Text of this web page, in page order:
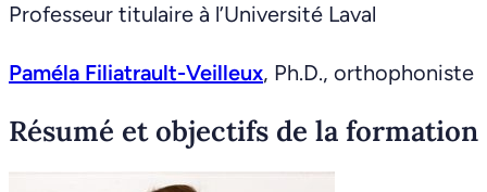
Professeur titulaire à l’Université Laval
Paméla Filiatrault-Veilleux, Ph.D., orthophoniste
Résumé et objectifs de la formation